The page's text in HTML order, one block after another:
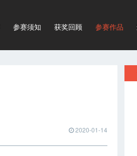
参赛须知 获奖回顾 参赛作品
2020-01-14